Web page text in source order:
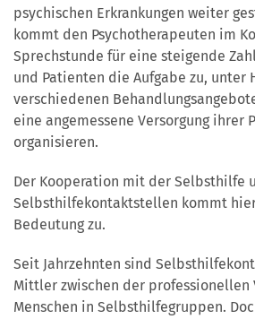
psychischen Erkrankungen weiter
kommt den Psychotherapeuten im
Sprechstunde für eine steigende
und Patienten die Aufgabe zu, unter
verschiedenen
eine angemessene Versorgung ihrer
organisieren.
Der Kooperation mit der Selbsthilfe
Selbsthilfekontaktstellen kommt
Bedeutung zu.
Seit Jahrzehnten sind
Mittler zwischen der professionellen
Menschen in Selbsthilfegruppen.